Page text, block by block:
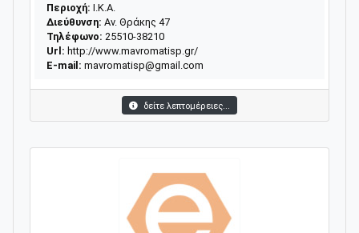
Περιοχή: Ι.Κ.Α.
Διεύθυνση: Αν. Θράκης 47
Τηλέφωνο: 25510-38210
Url: http://www.mavromatisp.gr/
E-mail: mavromatisp@gmail.com
δείτε λεπτομέρειες...